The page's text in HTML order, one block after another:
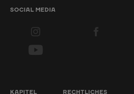
SOCIAL MEDIA
KAPITEL RECHTLICHES